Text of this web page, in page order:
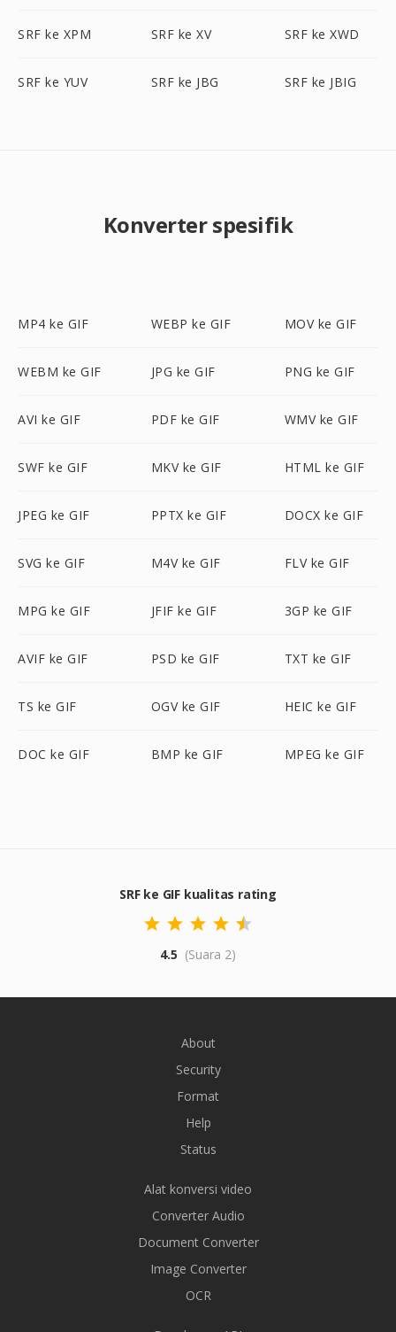
SRF ke XPM SRF ke XV SRF ke XWD
SRF ke YUV SRF ke JBG SRF ke JBIG
Konverter spesifik
MP4 ke GIF WEBP ke GIF MOV ke GIF
WEBM ke GIF JPG ke GIF PNG ke GIF
AVI ke GIF PDF ke GIF WMV ke GIF
SWF ke GIF MKV ke GIF HTML ke GIF
JPEG ke GIF PPTX ke GIF DOCX ke GIF
SVG ke GIF M4V ke GIF FLV ke GIF
MPG ke GIF JFIF ke GIF 3GP ke GIF
AVIF ke GIF PSD ke GIF TXT ke GIF
TS ke GIF OGV ke GIF HEIC ke GIF
DOC ke GIF BMP ke GIF MPEG ke GIF
SRF ke GIF kualitas rating
4.5 (Suara 2)
About
Security
Format
Help
Status
Alat konversi video
Converter Audio
Document Converter
Image Converter
OCR